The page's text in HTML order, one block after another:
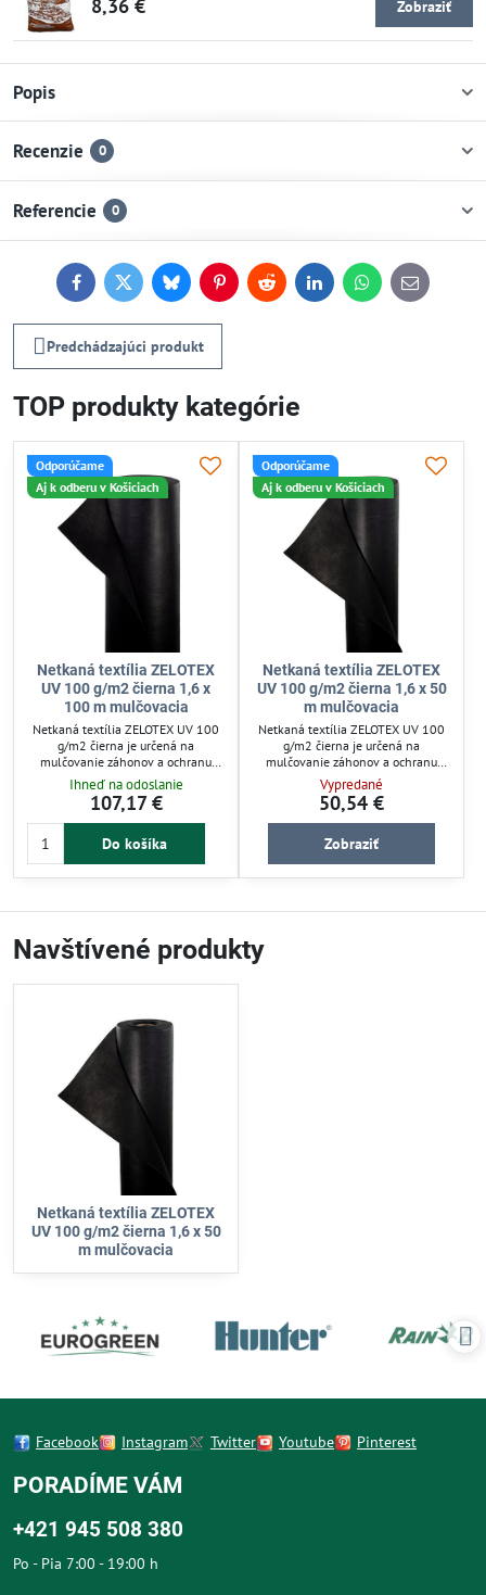
Popis
Recenzie 0
Referencie 0
FacebookTwitterBlueskyPinterestReddit LinkedInWhatsApp
E-
mail
Predchádzajúci produkt
8,36 € Zobraziť
TOP produkty kategórie
Odporúčame
Aj k odberu v Košiciach
Netkaná textília ZELOTEX
UV 100 g/m2 čierna 1,6 x
100 m mulčovacia
Netkaná textília ZELOTEX UV 100
g/m2 čierna je určená na
mulčovanie záhonov a ochranu
sadeníc. Efektívne bráni prerastaniu
buriny, zároveň prepúšťa vzduch a
vlhkosť. Je vhodná pre záhradkárov,
ktorí chcú zlepšiť rast rastlín a znížiť
údržbu záhrady. Jednoduchá na
Ihneď na odoslanie
107,17 €
Do košíka
Odporúčame
Aj k odberu v Košiciach
Netkaná textília ZELOTEX
UV 100 g/m2 čierna 1,6 x 50
m mulčovacia
Netkaná textília ZELOTEX UV 100
g/m2 čierna je určená na
mulčovanie záhonov a ochranu
sadeníc. Zabraňuje prerastaniu
buriny, zároveň umožňuje prienik
vzduchu, vody a svetla. Vhodná pre
záhrady, skleníky a pestovanie
zeleniny. Jednoducho sa upevňuje a
Vypredané
50,54 €
Zobraziť
Navštívené produkty
Netkaná textília ZELOTEX
UV 100 g/m2 čierna 1,6 x 50
m mulčovacia
Facebook Instagram Twitter Youtube Pinterest
PORADÍME VÁM
+421 945 508 380
Po - Pia 7:00 - 19:00 h